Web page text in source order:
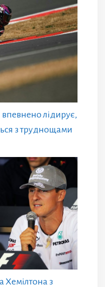
лідирує,
з труднощами
Хемілтона з